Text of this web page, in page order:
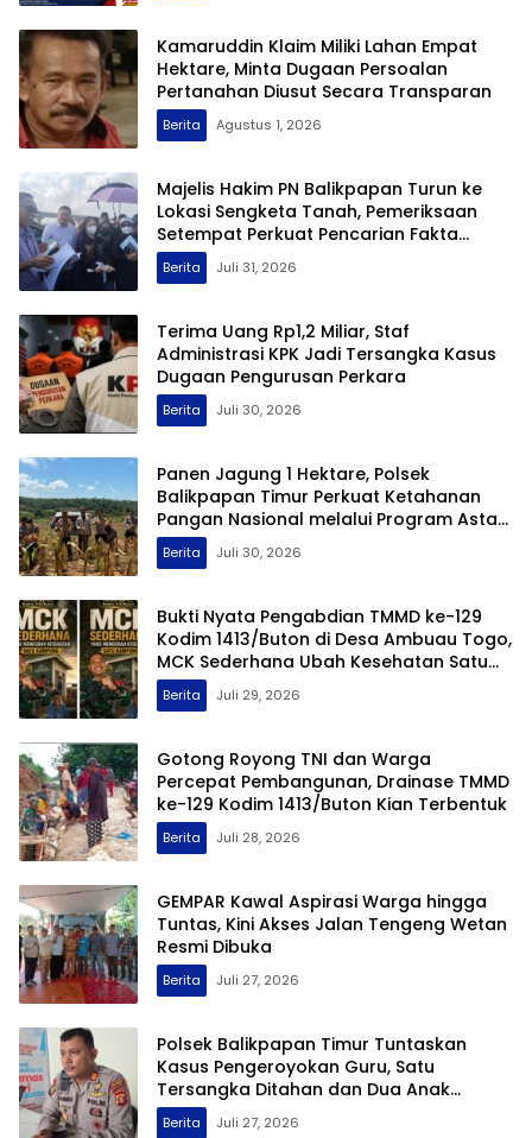
Kamaruddin Klaim Miliki Lahan Empat
Hektare, Minta Dugaan Persoalan
Pertanahan Diusut Secara Transparan
Berita Agustus 1, 2026
Majelis Hakim PN Balikpapan Turun ke
Lokasi Sengketa Tanah, Pemeriksaan
Setempat Perkuat Pencarian Fakta
Hukum
Berita Juli 31, 2026
Terima Uang Rp1,2 Miliar, Staf
Administrasi KPK Jadi Tersangka Kasus
Dugaan Pengurusan Perkara
Berita Juli 30, 2026
Panen Jagung 1 Hektare, Polsek
Balikpapan Timur Perkuat Ketahanan
Pangan Nasional melalui Program Asta
Cita
Berita Juli 30, 2026
Bukti Nyata Pengabdian TMMD ke-129
Kodim 1413/Buton di Desa Ambuau Togo,
MCK Sederhana Ubah Kesehatan Satu
Kampung
Berita Juli 29, 2026
Gotong Royong TNI dan Warga
Percepat Pembangunan, Drainase TMMD
ke-129 Kodim 1413/Buton Kian Terbentuk
Berita Juli 28, 2026
GEMPAR Kawal Aspirasi Warga hingga
Tuntas, Kini Akses Jalan Tengeng Wetan
Resmi Dibuka
Berita Juli 27, 2026
Polsek Balikpapan Timur Tuntaskan
Kasus Pengeroyokan Guru, Satu
Tersangka Ditahan dan Dua Anak
Berhadapan dengan Hukum Wajib Lapor
Berita Juli 27, 2026